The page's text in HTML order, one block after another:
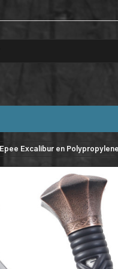
Epee Excalibur en